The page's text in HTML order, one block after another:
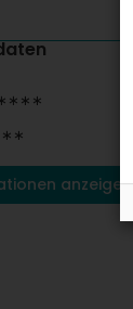
anzeigen